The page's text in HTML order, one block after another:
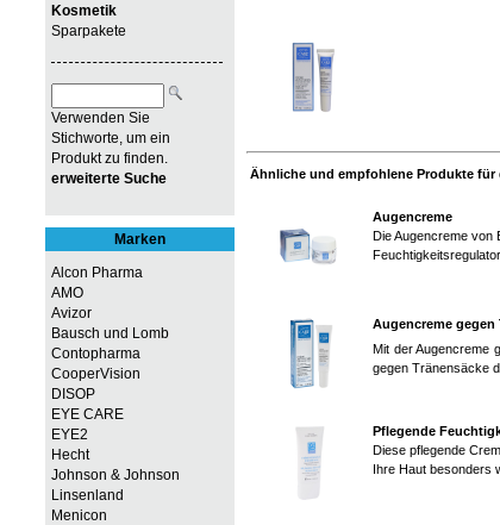
Kosmetik
Sparpakete
Verwenden Sie
Stichworte, um ein
Produkt zu finden.
erweiterte Suche
Marken
Alcon Pharma
AMO
Avizor
Bausch und Lomb
Contopharma
CooperVision
DISOP
EYE CARE
EYE2
Hecht
Johnson & Johnson
Linsenland
Menicon
Ähnliche und empfohlene Produkte für
Augencreme
Die Augencreme von
Augencreme gegen
Mit der Augencreme
gegen Tränensäcke
Pflegende
Diese pflegende
Ihre Haut besonders